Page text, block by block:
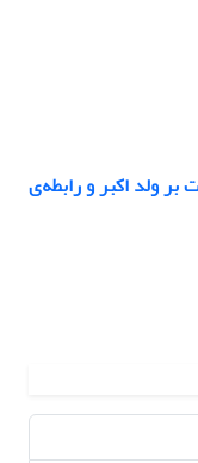
ولد اکبر و رابطه‌ی